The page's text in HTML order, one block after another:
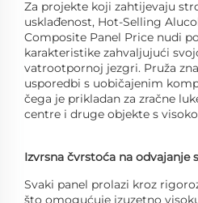
Za projekte koji zahtijevaju
usklađenost, Hot-Selling
Composite Panel Price nudi
karakteristike zahvaljujući
vatrootpornoj jezgri. Pruža
usporedbi s uobičajenim
čega je prikladan za zračne
centre i druge objekte s
Izvrsna čvrstoća na odvajanje
Svaki panel prolazi kroz